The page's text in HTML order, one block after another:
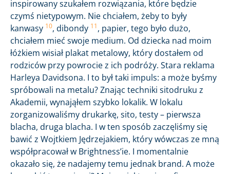
inspirowany szukałem rozwiązania, które będzie
czymś nietypowym. Nie chciałem, żeby to były
kanwasy 10, dibondy 11, papier, tego było dużo,
chciałem mieć swoje medium. Od dziecka nad moim
łóżkiem wisiał plakat metalowy, który dostałem od
rodziców przy powrocie z ich podróży. Stara reklama
Harleya Davidsona. I to był taki impuls: a może byśmy
spróbowali na metalu? Znając techniki sitodruku z
Akademii, wynająłem szybko lokalik. W lokalu
zorganizowaliśmy drukarkę, sito, testy – pierwsza
blacha, druga blacha. I w ten sposób zaczęliśmy się
bawić z Wojtkiem Jędrzejakiem, który wówczas ze mną
współpracował w Brightness’ie. I momentalnie
okazało się, że nadajemy temu jednak brand. A może